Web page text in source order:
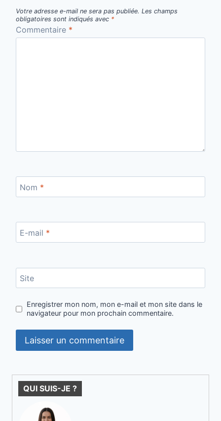
Votre adresse e-mail ne sera pas publiée. Les champs
obligatoires sont indiqués avec *
Commentaire *
Nom *
E-mail *
Site
Enregistrer mon nom, mon e-mail et mon site dans le
navigateur pour mon prochain commentaire.
QUI SUIS-JE ?